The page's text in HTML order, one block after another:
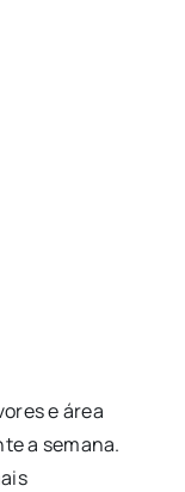
e área
a semana.